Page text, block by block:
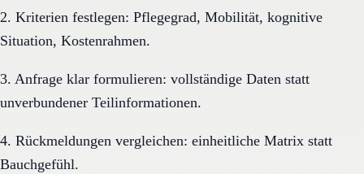
2. Kriterien festlegen: Pflegegrad, Mobilität, kognitive
Situation, Kostenrahmen.
3. Anfrage klar formulieren: vollständige Daten statt
unverbundener Teilinformationen.
4. Rückmeldungen vergleichen: einheitliche Matrix statt
Bauchgefühl.